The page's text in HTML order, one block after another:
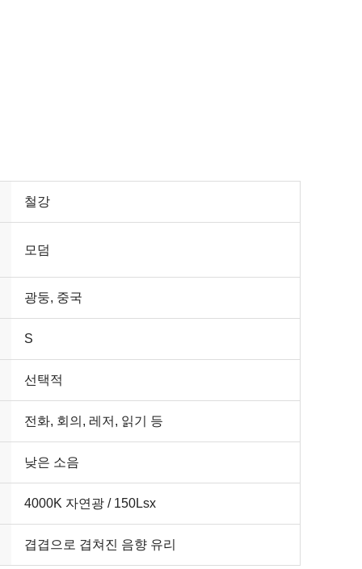
철강
모덤
광둥, 중국
S
선택적
전화, 회의, 레저, 읽기 등
낮은 소음
4000K 자연광 / 150Lsx
겹겹으로 겹쳐진 음향 유리